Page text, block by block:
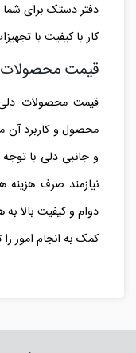
دفتر دستک برای
کار با کیفیت با
قیمت محصولات
قیمت محصولات
محصول و کاربرد آن
و جانبی دلی با توجه
نیازمند صرف هزینه
دوام و کیفیت بالا
کمک به انجام امور